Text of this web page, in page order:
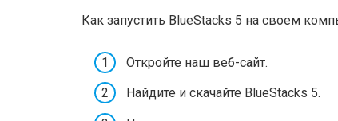
Как запустить BlueStacks 5 на своем
Откройте наш веб-сайт.
Найдите и скачайте BlueStacks 5.